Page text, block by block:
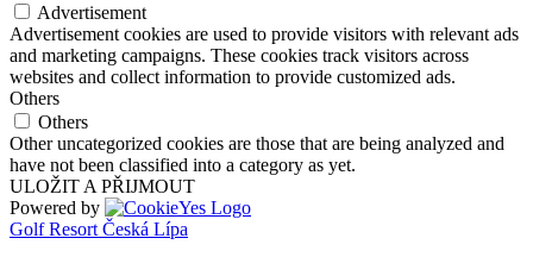
Advertisement
Advertisement cookies are used to provide visitors with relevant ads
and marketing campaigns. These cookies track visitors across
websites and collect information to provide customized ads.
Others
Others
Other uncategorized cookies are those that are being analyzed and
have not been classified into a category as yet.
ULOŽIT A PŘIJMOUT
Powered by
Golf Resort Česká Lípa